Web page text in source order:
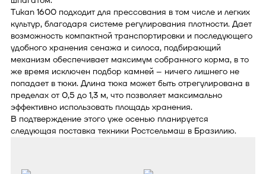
Tukan 1600 подходит для прессования в том числе и легких
культур, благодаря системе регулирования плотности. Дает
возможность компактной транспортировки и последующего
удобного хранения сенажа и силоса, подбирающий
механизм обеспечивает максимум собранного корма, в то
же время исключен подбор камней – ничего лишнего не
попадает в тюки. Длина тюка может быть отрегулирована в
пределах от 0,5 до 1,3 м, что позволяет максимально
эффективно использовать площадь хранения.
В подтверждение этого уже осенью планируется
следующая поставка техники Ростсельмаш в Бразилию.